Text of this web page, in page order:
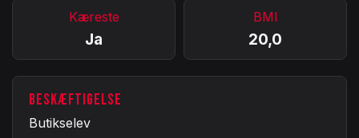
Kæreste
Ja
BMI
20,0
BESKÆFTIGELSE
Butikselev